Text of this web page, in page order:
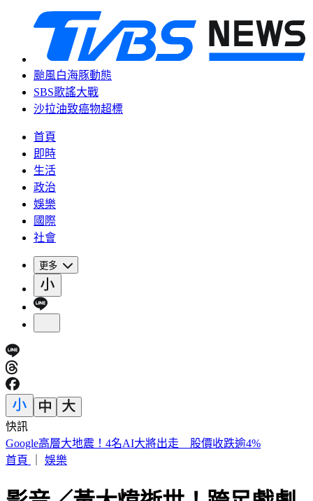
颱風白海豚動態
SBS歌謠大戰
沙拉油致癌物超標
首頁
即時
生活
政治
娛樂
國際
社會
更多
快訊
天后御用化妝師病逝！ 江蕙、張惠妹、賈靜雯「現身」告別
禮拜